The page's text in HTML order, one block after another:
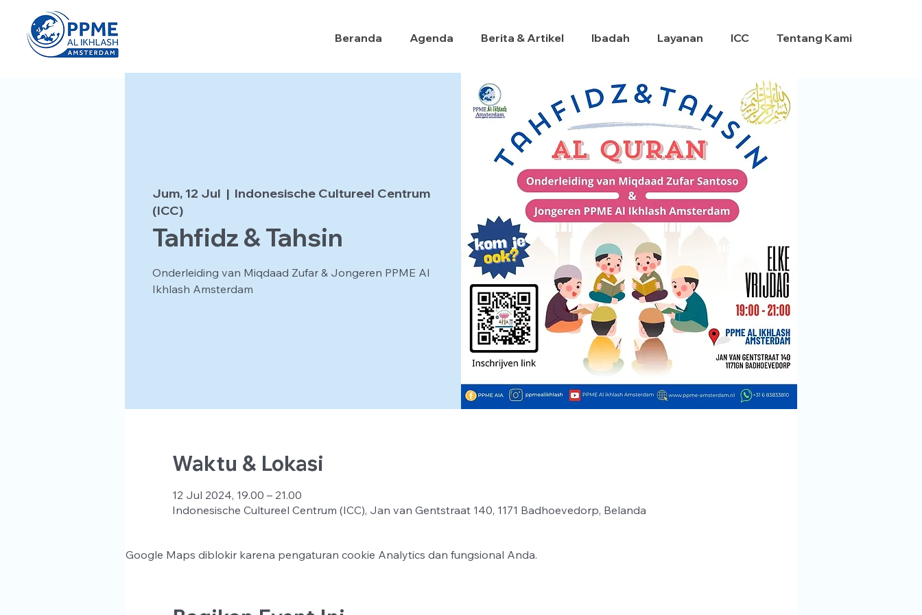
Beranda Agenda Berita & Artikel Ibadah Layanan ICC Tentang Kami
Jum, 12 Jul
  |
Indonesische Cultureel Centrum
(ICC)
Tahfidz & Tahsin
Onderleiding van Miqdaad Zufar & Jongeren PPME Al
Ikhlash Amsterdam
Waktu & Lokasi
12 Jul 2024, 19.00 – 21.00
Indonesische Cultureel Centrum (ICC), Jan van Gentstraat 140, 1171 Badhoevedorp, Belanda
Google Maps diblokir karena pengaturan cookie Analytics dan fungsional Anda.